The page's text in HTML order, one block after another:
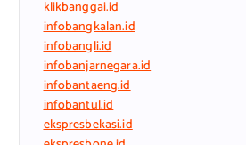
klikbanggai.id
infobangkalan.id
infobangli.id
infobanjarnegara.id
infobantaeng.id
infobantul.id
ekspresbekasi.id